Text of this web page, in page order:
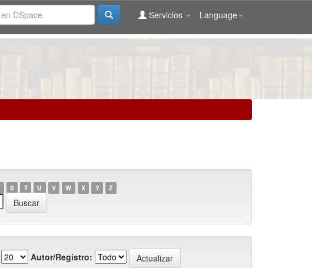
Language
Servicios
S T U V W X Y Z
Autor/Registro: